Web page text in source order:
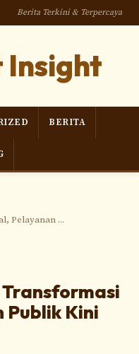
Berita Terkini & Terpercaya
Insight
BERITA
Pelayanan ...
Kini